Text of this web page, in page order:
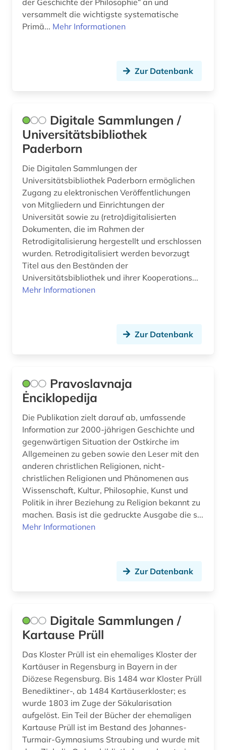
zeitschriftenaufsatz (2)
zellbiologie (1)
der Geschichte der Philosophie“ an und
versammelt die wichtigste systematische
Primä... Mehr Informationen
Zur Datenbank
Digitale Sammlungen /
Universitätsbibliothek
Paderborn
Die Digitalen Sammlungen der
Universitätsbibliothek Paderborn ermöglichen
Zugang zu elektronischen Veröffentlichungen
von Mitgliedern und Einrichtungen der
Universität sowie zu (retro)digitalisierten
Dokumenten, die im Rahmen der
Retrodigitalisierung hergestellt und erschlossen
wurden. Retrodigitalisiert werden bevorzugt
Titel aus den Beständen der
Universitätsbibliothek und ihrer Kooperations...
Mehr Informationen
Zur Datenbank
Pravoslavnaja
Ėnciklopedija
Die Publikation zielt darauf ab, umfassende
Information zur 2000-jährigen Geschichte und
gegenwärtigen Situation der Ostkirche im
Allgemeinen zu geben sowie den Leser mit den
anderen christlichen Religionen, nicht-
christlichen Religionen und Phänomenen aus
Wissenschaft, Kultur, Philosophie, Kunst und
Politik in ihrer Beziehung zu Religion bekannt zu
machen. Basis ist die gedruckte Ausgabe die s...
Mehr Informationen
Zur Datenbank
Digitale Sammlungen /
Kartause Prüll
Das Kloster Prüll ist ein ehemaliges Kloster der
Kartäuser in Regensburg in Bayern in der
Diözese Regensburg. Bis 1484 war Kloster Prüll
Benediktiner-, ab 1484 Kartäuserkloster; es
wurde 1803 im Zuge der Säkularisation
aufgelöst. Ein Teil der Bücher der ehemaligen
Kartause Prüll ist im Bestand des Johannes-
Turmair-Gymnasiums Straubing und wurde mit